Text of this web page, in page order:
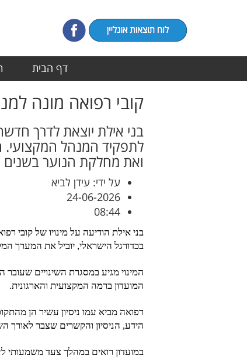
דף הבית
קובי רפואה מונה
לתפקיד המנהל המקצועי.
ואת מחלקת הנוער בשנים
על ידי: עידן לביא
24-06-2026
08:44
בני אילת הודיעה על מינויו של קובי
בכדורגל הישראלי, יוביל את המערך
המועדון ברמה המקצועית והארגונית.
רפואה מביא עמו ניסיון עשיר הן
הידע, הניסיון והקשרים שצבר לאורך
במועדון רואים במהלך צעד משמעותי